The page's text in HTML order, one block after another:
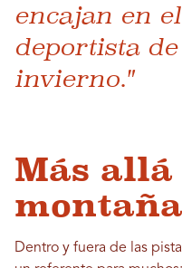
encajan en
deportista
invierno."
Más allá
montaña
Dentro y fuera de las